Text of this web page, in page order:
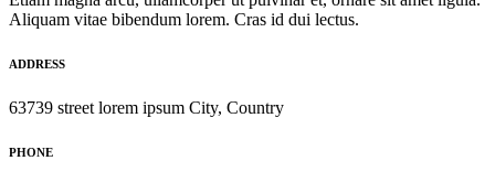
Aliquam vitae bibendum lorem. Cras id dui lectus.
ADDRESS
63739 street lorem ipsum City, Country
PHONE